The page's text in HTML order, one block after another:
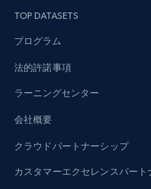
price, Currency, Stock, and
keyword
URL, Title, Rating, Reviews,
TOP DATASETS
プログラム
法的許諾事項
ラーニングセンター
会社概要
クラウドパートナーシップ
カスタマーエクセレンスパート